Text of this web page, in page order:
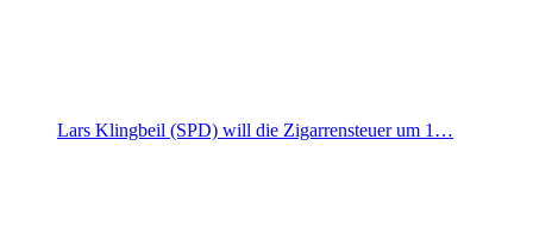
Lars Klingbeil (SPD) will die Zigarrensteuer um 1…